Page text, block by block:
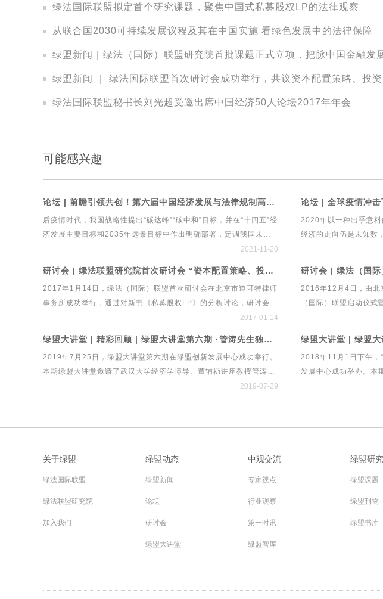
绿法国际联盟拟定首个研究课题，聚焦中国式私募股权LP的法律观察
从联合国2030可持续发展议程及其在中国实施 看绿色发展中的法律保障
绿盟新闻｜绿法（国际）联盟研究院首批课题正式立项，把脉中国金融发
绿盟新闻 ｜ 绿法国际联盟首次研讨会成功举行，共议资本配置策略、投
绿法国际联盟秘书长刘光超受邀出席中国经济50人论坛2017年年会
可能感兴趣
论坛 | 前瞻引领共创！第六届中国经济发展与法律规制高峰论坛暨首个绿色立体法律生态平台“绿法ECO”&建设工程行业法律健康指数发布会
后疫情时代，我国战略性提出“碳达峰”“碳中和”目标，并在“十四五”经
济发展主要目标和2035年远景目标中作出明确部署，定调我国未来
绿色发展战略建设工程行业实现绿色发展，既需要有顶层设计和战略
中的重要命题。在此背景下，绿法（国际）联盟、北京市道可特律师
事务所、新浪财经再度携手，共同举办第六届中国经济发展与法律规
制高峰论坛暨国内首个绿色立体法律生态平台系统“绿法ECO”&amp;
2021-11-20
2020年以一种出乎意
经济的走向仍是未知数
政策建议方面，经济
为代表的资产管理行业
中应发挥什么作用？全
后疫情时代金融资本
研讨会 | 绿法联盟研究院首次研讨会 “资本配置策略、投资实践与管理之道”
2017年1月14日，绿法（国际）联盟首次研讨会在北京市道可特律师
事务所成功举行，通过对新书《私募股权LP》的分析讨论，研讨会确
立了私募股权LP的最新发展特点和趋势、中国政府引导基金和产业基
局的影响、私募股权与跨境并购等研究方向，经过多方探讨研究，本
次会议取得了丰硕成果。
2017-01-14
2016年12月4日，由北
（国际）联盟启动仪式
京隆重举行。来自经
道、中国经济导报、法
检察日报、央广传媒、
《首席财务官》杂志等
绿盟大讲堂 | 精彩回顾 | 绿盟大讲堂第六期 ·管涛先生独家解读贸易摩擦、经济形势与人民币汇率
2019年7月25日，绿盟大讲堂第六期在绿盟创新发展中心成功举行。
本期绿盟大讲堂邀请了武汉大学经济学博导、董辅礽讲座教授管涛先
生，他长期从事货币可兑换、国际收支、汇率政策、国际资本流动等
中，管涛先生围绕当前贸易摩擦、经济形势与人民币汇率进行了独家
2019-07-29
2018年11月1日下午，
发展中心成功举办。本
人赵民先生。赵民先
关于绿盟
绿法国际联盟
绿法联盟研究院
加入我们
绿盟动态
绿盟新闻
论坛
研讨会
绿盟大讲堂
中观交流
专家视点
行业观察
第一时讯
绿盟智库
绿盟研究
绿盟课题
绿盟刊物
绿盟书库